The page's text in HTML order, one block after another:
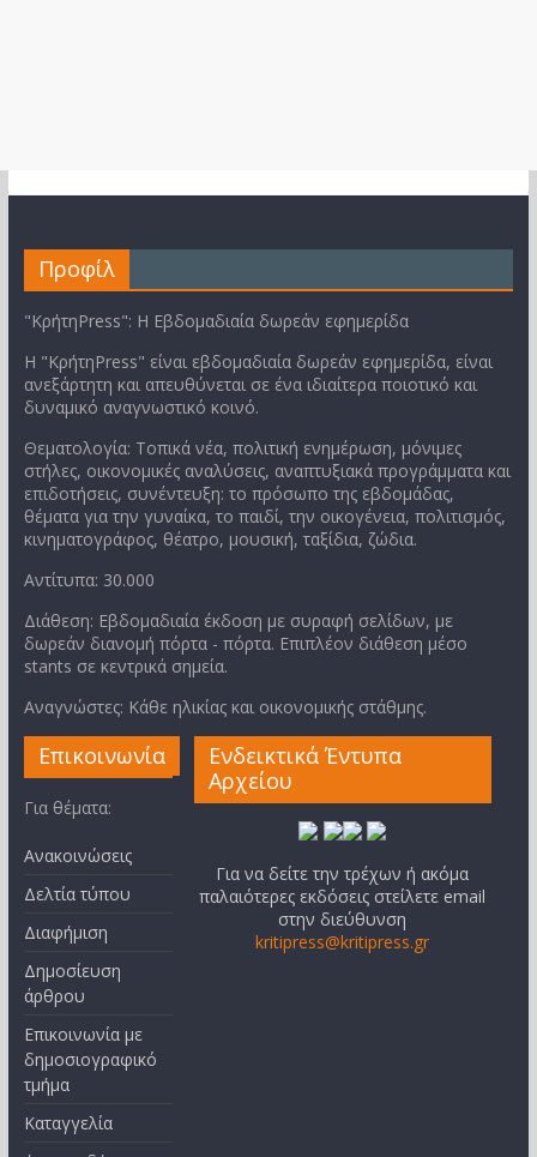
Προφίλ
"ΚρήτηPress": Η Εβδομαδιαία δωρεάν εφημερίδα
Η "ΚρήτηPress" είναι εβδομαδιαία δωρεάν εφημερίδα, είναι
ανεξάρτητη και απευθύνεται σε ένα ιδιαίτερα ποιοτικό και
δυναμικό αναγνωστικό κοινό.
Θεματολογία: Τοπικά νέα, πολιτική ενημέρωση, μόνιμες
στήλες, οικονομικές αναλύσεις, αναπτυξιακά προγράμματα και
επιδοτήσεις, συνέντευξη: το πρόσωπο της εβδομάδας,
θέματα για την γυναίκα, το παιδί, την οικογένεια, πολιτισμός,
κινηματογράφος, θέατρο, μουσική, ταξίδια, ζώδια.
Αντίτυπα: 30.000
Διάθεση: Εβδομαδιαία έκδοση με συραφή σελίδων, με
δωρεάν διανομή πόρτα - πόρτα. Επιπλέον διάθεση μέσο
stants σε κεντρικά σημεία.
Αναγνώστες: Κάθε ηλικίας και οικονομικής στάθμης.
Επικοινωνία
Για θέματα:
Ανακοινώσεις
Δελτία τύπου
Διαφήμιση
Δημοσίευση
άρθρου
Επικοινωνία με
δημοσιογραφικό
τμήμα
Καταγγελία
Ενδεικτικά Έντυπα
Αρχείου
Για να δείτε την τρέχων ή ακόμα
παλαιότερες εκδόσεις στείλετε email
στην διεύθυνση
kritipress@kritipress.gr